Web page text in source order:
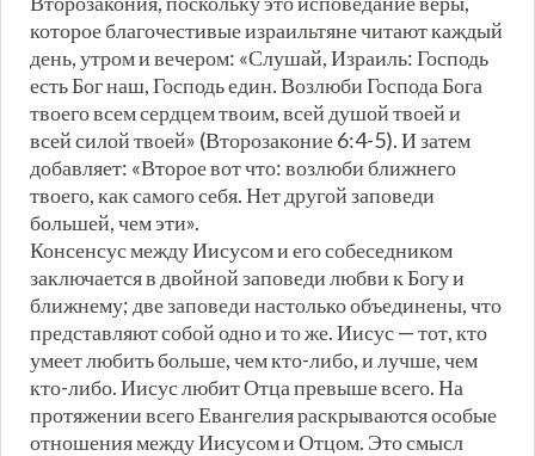
которое благочестивые израильтяне читают каждый
день, утром и вечером: «Слушай, Израиль: Господь
есть Бог наш, Господь един. Возлюби Господа Бога
твоего всем сердцем твоим, всей душой твоей и
всей силой твоей» (Второзаконие 6:4-5). И затем
добавляет: «Второе вот что: возлюби ближнего
твоего, как самого себя. Нет другой заповеди
большей, чем эти».
Консенсус между Иисусом и его собеседником
заключается в двойной заповеди любви к Богу и
ближнему; две заповеди настолько объединены, что
представляют собой одно и то же. Иисус — тот, кто
умеет любить больше, чем кто-либо, и лучше, чем
кто-либо. Иисус любит Отца превыше всего. На
протяжении всего Евангелия раскрываются особые
отношения между Иисусом и Отцом. Это смысл